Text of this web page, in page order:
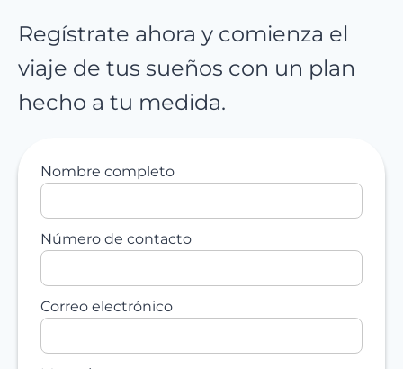
Regístrate ahora y comienza el
viaje de tus sueños con un plan
hecho a tu medida.
Nombre completo
Número de contacto
Correo electrónico